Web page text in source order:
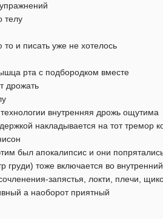
телу
и писать уже не хотелось
рта с подбородком вместе
дрожать
внутренняя дрожь ощутима
накладывается на тот тремор
был апокалипсис и они
груди) тоже включается во
запястья, локти, плечи,
а наоборот приятный